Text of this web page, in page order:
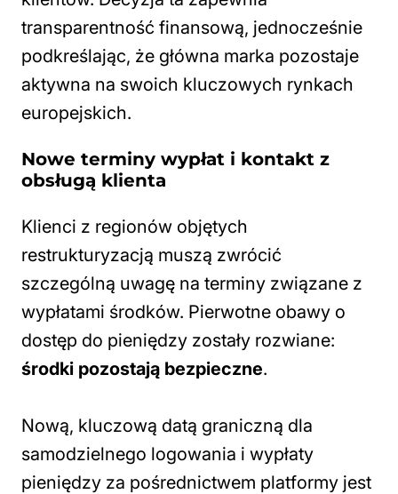
transparentność finansową, jednocześnie
podkreślając, że główna marka pozostaje
aktywna na swoich kluczowych rynkach
europejskich.
Nowe terminy wypłat i kontakt z
obsługą klienta
Klienci z regionów objętych
restrukturyzacją muszą zwrócić
szczególną uwagę na terminy związane z
wypłatami środków. Pierwotne obawy o
dostęp do pieniędzy zostały rozwiane:
środki pozostają bezpieczne.
Nową, kluczową datą graniczną dla
samodzielnego logowania i wypłaty
pieniędzy za pośrednictwem platformy jest